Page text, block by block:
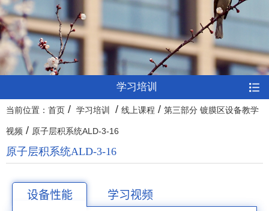
学习培训
当前位置： 首页 / 学习培训 / 线上课程 / 第三部分 镀膜区设备教学
视频 / 原子层积系统ALD-3-16
原子层积系统ALD-3-16
设备性能 学习视频